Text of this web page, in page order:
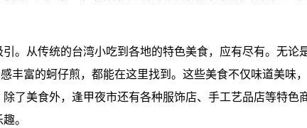
。从传统的台湾小吃到各地的特色美食，应有尽有。无论
丰富的蚵仔煎，都能在这里找到。这些美食不仅味道美味
除了美食外，逢甲夜市还有各种服饰店、手工艺品店等特色
。